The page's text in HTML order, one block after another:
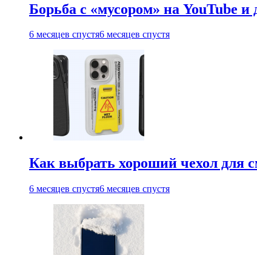
Борьба с «мусором» на YouTube
6 месяцев спустя6 месяцев спустя
Как выбрать хороший чехол для
6 месяцев спустя6 месяцев спустя